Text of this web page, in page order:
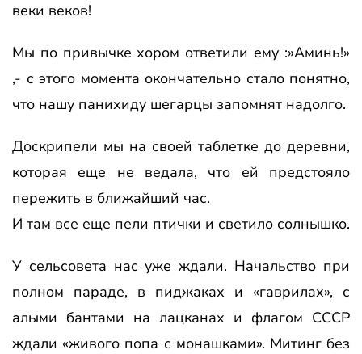
веки веков!
Мы по привычке хором ответили ему :»Аминь!»
,- с этого момента окончательно стало понятно,
что нашу панихиду шегарцы запомнят надолго.
Доскрипели мы на своей таблетке до деревни,
которая еще не ведала, что ей предстояло
пережить в ближайший час.
И там все еще пели птички и светило солнышко.
У сельсовета нас уже ждали. Начальство при
полном параде, в пиджаках и «гаврилах», с
алыми бантами на лацканах и флагом СССР
ждали «живого попа с монашками». Митинг без